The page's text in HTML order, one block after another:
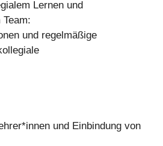
Lernen und
und regelmäßige
und Einbindung von